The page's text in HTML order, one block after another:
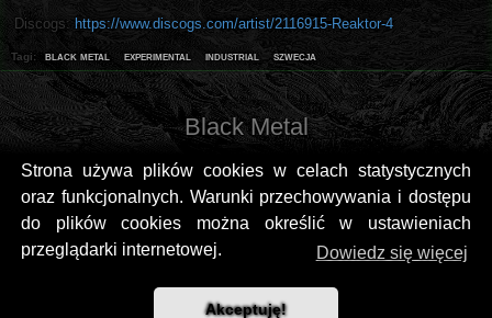
Strona używa plików cookies w celach statystycznych
oraz funkcjonalnych. Warunki przechowywania i dostępu
do plików cookies można określić w ustawieniach
przeglądarki internetowej.
Dowiedz się więcej
Akceptuję!
Discogs: https://www.discogs.com/artist/2116915-Reaktor-4
Tagi: black metal experimental industrial szwecja
Black Metal